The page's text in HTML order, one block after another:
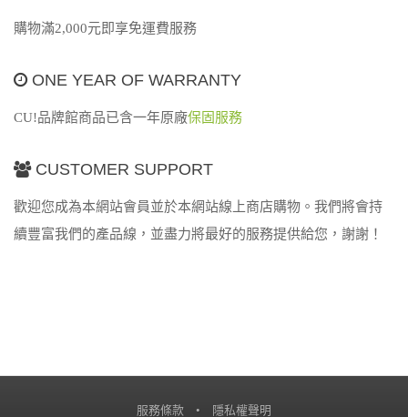
購物滿2,000元即享免運費服務
ONE YEAR OF WARRANTY
CU!品牌館商品已含一年原廠保固服務
CUSTOMER SUPPORT
歡迎您成為本網站會員並於本網站線上商店購物。我們將會持
續豐富我們的產品線，並盡力將最好的服務提供給您，謝謝！
服務條款 • 隱私權聲明